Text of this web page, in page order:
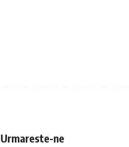
Urmareste-ne